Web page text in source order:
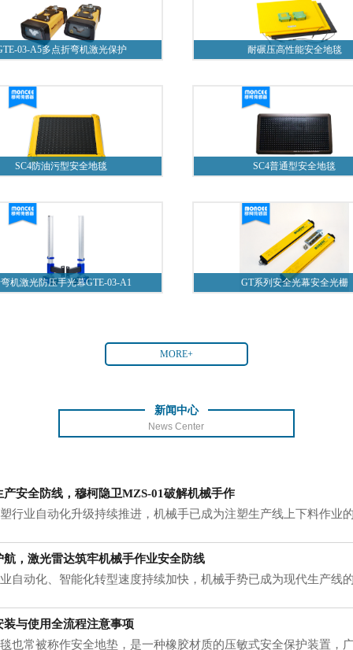
03-A5多点折弯机激光保护 耐碾压高性能安全地毯
SC4防油污型安全地毯 SC4普通型安全地毯
机激光防压手光幕GTE-03-A1 GT系列安全光幕安全光栅
MORE+
新闻中心
News Center
产安全防线，穆柯隐卫MZS-01破解机械手作
业自动化升级持续推进，机械手已成为注塑生产线上下料作业
航，激光雷达筑牢机械手作业安全防线
动化、智能化转型速度持续加快，机械手势已成为现代生产线
装与使用全流程注意事项
常被称作安全地垫，是一种橡胶材质的压敏式安全保护装置，